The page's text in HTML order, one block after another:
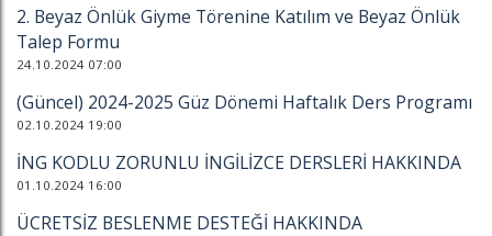
2. Beyaz Önlük Giyme Törenine Katılım ve Beyaz Önlük
Talep Formu
24.10.2024 07:00
(Güncel) 2024-2025 Güz Dönemi Haftalık Ders Programı
02.10.2024 19:00
İNG KODLU ZORUNLU İNGİLİZCE DERSLERİ HAKKINDA
01.10.2024 16:00
ÜCRETSİZ BESLENME DESTEĞİ HAKKINDA